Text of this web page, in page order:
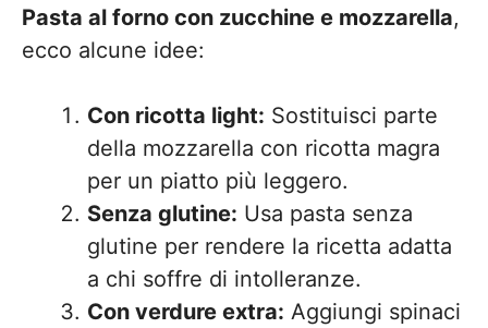
Pasta al forno con zucchine e mozzarella,
ecco alcune idee:
Con ricotta light: Sostituisci parte
della mozzarella con ricotta magra
per un piatto più leggero.
Senza glutine: Usa pasta senza
glutine per rendere la ricetta adatta
a chi soffre di intolleranze.
Con verdure extra: Aggiungi spinaci